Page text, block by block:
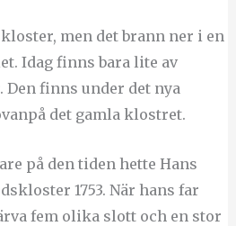
men det brann ner i en
Idag finns bara lite av
finns under det nya
det gamla klostret.
på den tiden hette Hans
1753. När hans far
fem olika slott och en stor